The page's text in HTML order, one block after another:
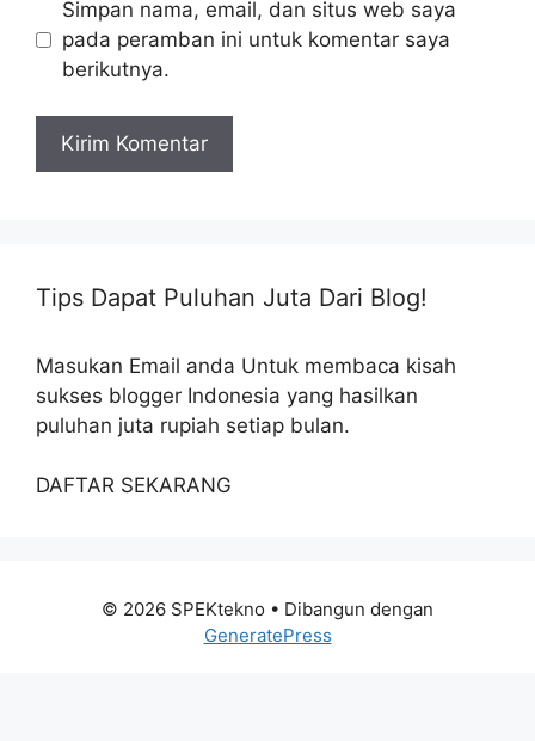
Simpan nama, email, dan situs web saya
pada peramban ini untuk komentar saya
berikutnya.
Tips Dapat Puluhan Juta Dari Blog!
Masukan Email anda Untuk membaca kisah
sukses blogger Indonesia yang hasilkan
puluhan juta rupiah setiap bulan.
DAFTAR SEKARANG
© 2026 SPEKtekno • Dibangun dengan
GeneratePress